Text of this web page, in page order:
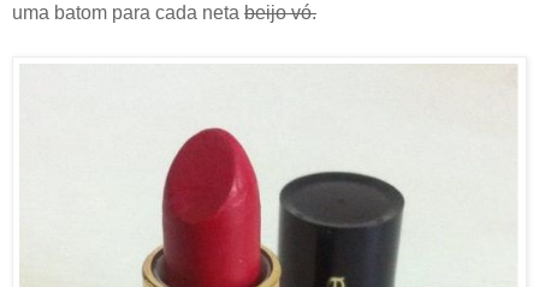
uma batom para cada neta beijo vó.